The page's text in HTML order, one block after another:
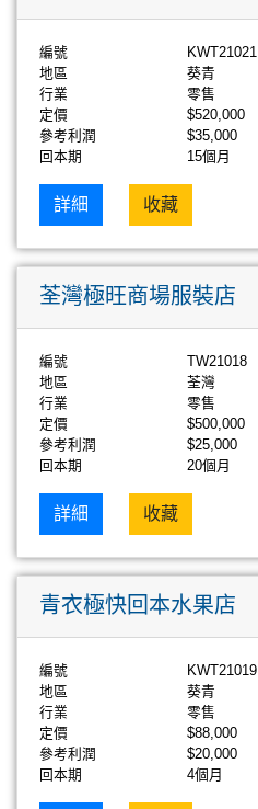
編號
KWT21021
地區
葵青
行業
零售
定價
$520,000
參考利潤
$35,000
回本期
15個月
詳細 收藏
荃灣極旺商場服裝店
編號
TW21018
地區
荃灣
行業
零售
定價
$500,000
參考利潤
$25,000
回本期
20個月
詳細 收藏
青衣極快回本水果店
編號
KWT21019
地區
葵青
行業
零售
定價
$88,000
參考利潤
$20,000
回本期
4個月